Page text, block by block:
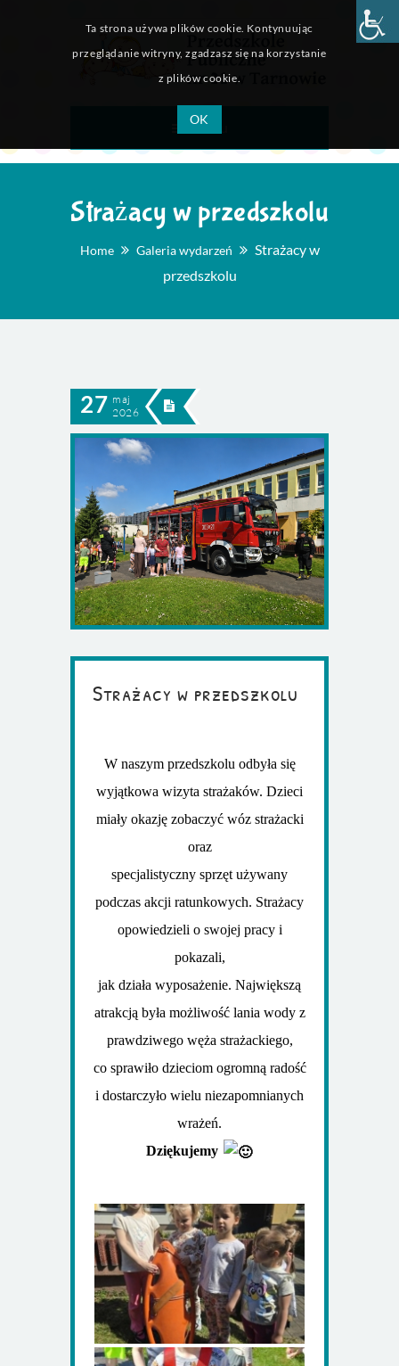
Menu
Strażacy w przedszkolu
Home Galeria wydarzeń
Strażacy w
przedszkolu
27 maj
2026
Strażacy w przedszkolu
W naszym przedszkolu odbyła się
wyjątkowa wizyta strażaków. Dzieci
miały okazję zobaczyć wóz strażacki
oraz
specjalistyczny sprzęt używany
podczas akcji ratunkowych. Strażacy
opowiedzieli o swojej pracy i
pokazali,
jak działa wyposażenie. Największą
atrakcją była możliwość lania wody z
prawdziwego węża strażackiego,
co sprawiło dzieciom ogromną radość
i dostarczyło wielu niezapomnianych
wrażeń.
Dziękujemy
Ta strona używa plików cookie. Kontynuując
przeglądanie witryny, zgadzasz się na korzystanie
z plików cookie.
OK